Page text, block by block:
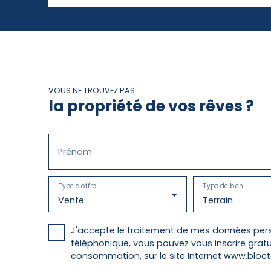
VOUS NE TROUVEZ PAS
la propriété de vos rêves ?
Prénom
Vente
Type d'offre
Terrain
Type de bien
J'accepte le traitement de mes données
téléphonique, vous pouvez vous inscrire
consommation, sur le site Internet